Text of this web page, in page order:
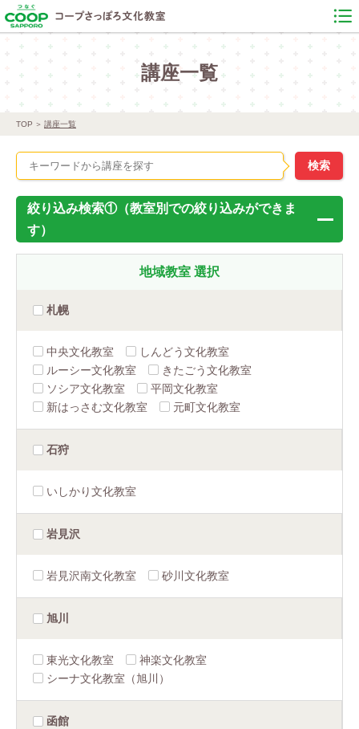
講座一覧
TOP 講座一覧
絞り込み検索①（教室別での絞り込みができま
す）
地域教室 選択
札幌
中央文化教室
しんどう文化教室
ルーシー文化教室
きたごう文化教室
ソシア文化教室
平岡文化教室
新はっさむ文化教室
元町文化教室
石狩
いしかり文化教室
岩見沢
岩見沢南文化教室 砂川文化教室
旭川
東光文化教室
神楽文化教室
シーナ文化教室（旭川）
函館